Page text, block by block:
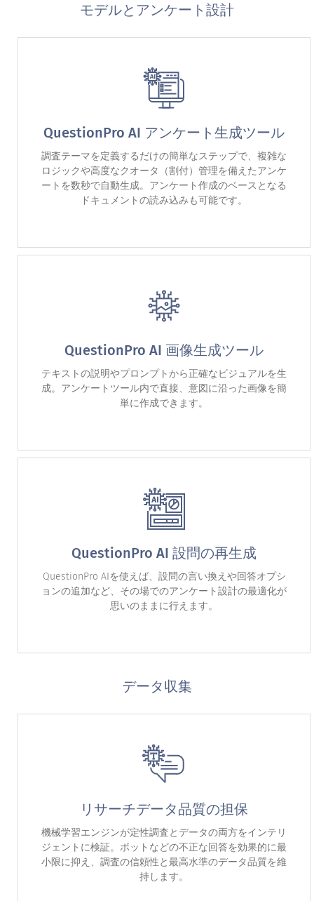
モデルとアンケート設計
QuestionPro AI アンケート生成ツール
調査テーマを定義するだけの簡単なステップで、複雑な
ロジックや高度なクオータ（割付）管理を備えたアンケ
ートを数秒で自動生成。アンケート作成のベースとなる
ドキュメントの読み込みも可能です。
QuestionPro AI 画像生成ツール
テキストの説明やプロンプトから正確なビジュアルを生
成。アンケートツール内で直接、意図に沿った画像を簡
単に作成できます。
QuestionPro AI 設問の再生成
QuestionPro AIを使えば、設問の言い換えや回答オプシ
ョンの追加など、その場でのアンケート設計の最適化が
思いのままに行えます。
データ収集
リサーチデータ品質の担保
機械学習エンジンが定性調査とデータの両方をインテリ
ジェントに検証。ボットなどの不正な回答を効果的に最
小限に抑え、調査の信頼性と最高水準のデータ品質を維
持します。